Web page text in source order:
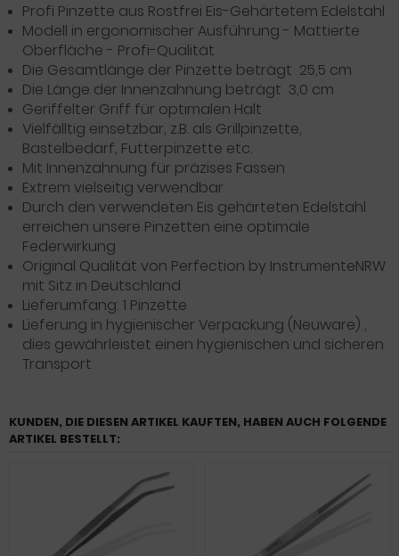
Profi Pinzette aus Rostfrei Eis-Gehärtetem Edelstahl
Modell in ergonomischer Ausführung - Mattierte
Oberfläche - Profi-Qualität
Die Gesamtlänge der Pinzette beträgt 25,5 cm
Die Länge der Innenzahnung beträgt 3,0 cm
Geriffelter Griff für optimalen Halt
Vielfälltig einsetzbar, z.B. als Grillpinzette,
Bastelbedarf, Futterpinzette etc.
Mit Innenzahnung für präzises Fassen
Extrem vielseitig verwendbar
Durch den verwendeten Eis gehärteten Edelstahl
erreichen unsere Pinzetten eine optimale
Federwirkung
Original Qualität von Perfection by InstrumenteNRW
mit Sitz in Deutschland
Lieferumfang: 1 Pinzette
Lieferung in hygienischer Verpackung (Neuware) ,
dies gewährleistet einen hygienischen und sicheren
Transport
KUNDEN, DIE DIESEN ARTIKEL KAUFTEN, HABEN AUCH FOLGENDE
ARTIKEL BESTELLT: